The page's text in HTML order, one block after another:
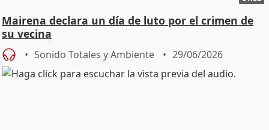
Mairena declara un día de luto por el crimen de
su vecina
Sonido Totales y Ambiente 29/06/2026